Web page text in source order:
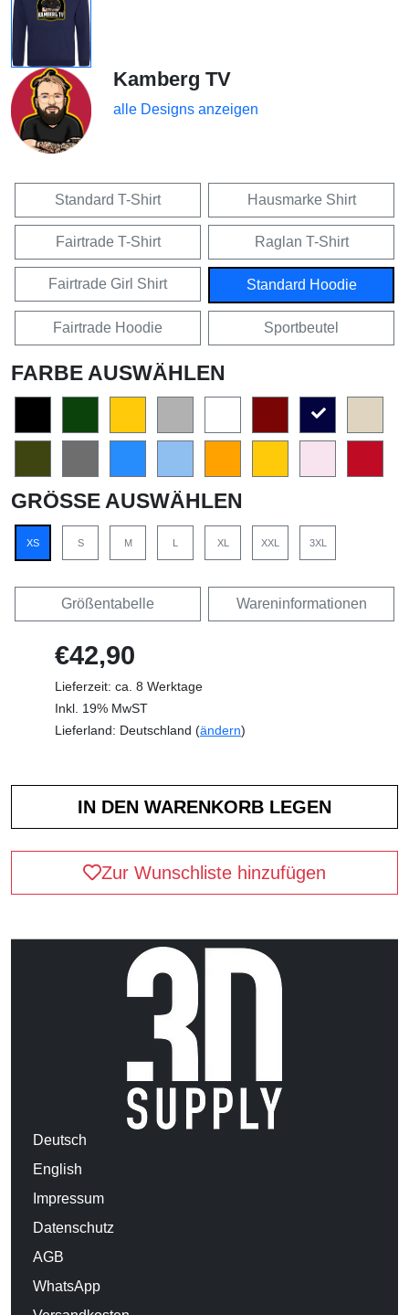
Kamberg TV
alle Designs anzeigen
Standard T-Shirt Hausmarke Shirt
Fairtrade T-Shirt Raglan T-Shirt
Fairtrade Girl Shirt Standard Hoodie
Fairtrade Hoodie Sportbeutel
FARBE AUSWÄHLEN
GRÖSSE AUSWÄHLEN
XS S M L XL XXL 3XL
Größentabelle Wareninformationen
€42,90
Lieferzeit: ca. 8 Werktage
Inkl. 19% MwST
Lieferland: Deutschland (ändern)
Zur Wunschliste hinzufügen
Deutsch
English
Impressum
Datenschutz
AGB
WhatsApp